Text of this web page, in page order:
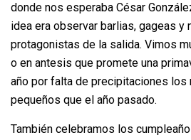
donde nos esperaba César
idea era observar barlias, gageas y
protagonistas de la salida. Vimos
o en antesis que promete una
año por falta de precipitaciones los
pequeños que el año pasado.
También celebramos los